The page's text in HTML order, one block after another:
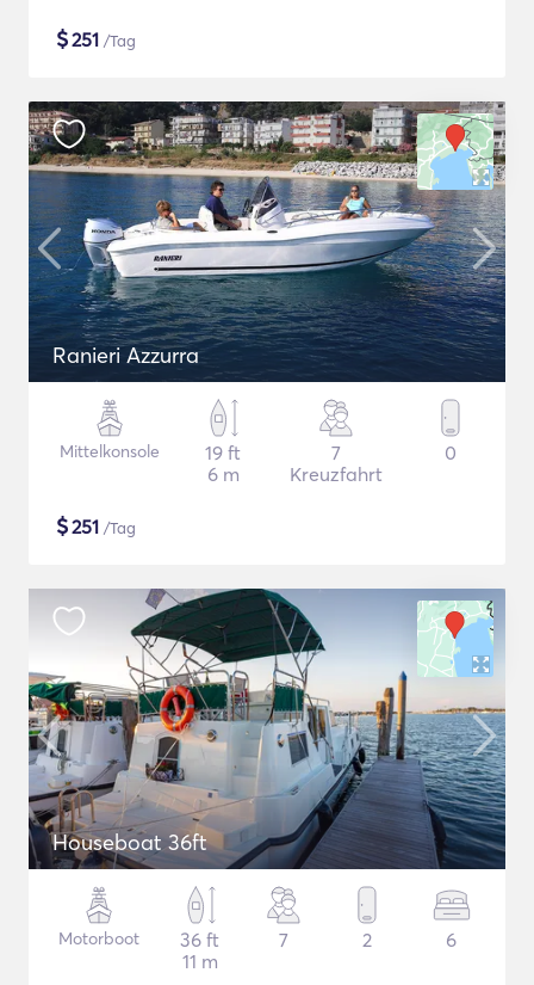
$251 /Tag
Ranieri Azzurra
Mittelkonsole
19 ft
6 m
7
Kreuzfahrt
0
$251 /Tag
Houseboat 36ft
Motorboot
36 ft
11 m
7 2 6